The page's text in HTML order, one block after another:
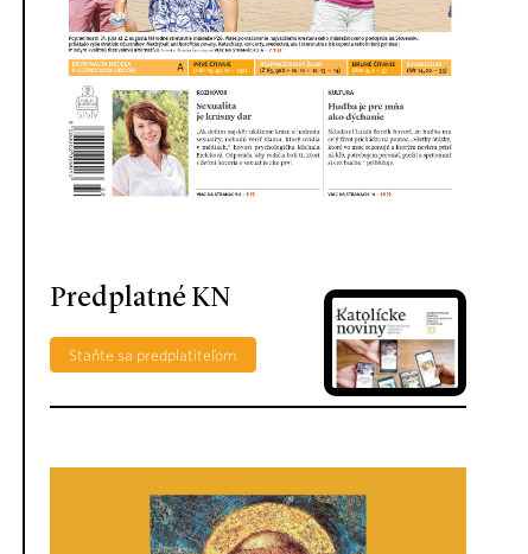
Predplatné KN
Staňte sa predplatiteľom